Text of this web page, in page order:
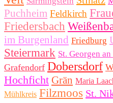
Puchheim Feldkirch
Friedersbach
im Burgenland Friedburg
Steiermark St. Georgen
Grafendorf Dobersdorf
Hochficht Grän Maria
Mühlkreis Filzmoos St.